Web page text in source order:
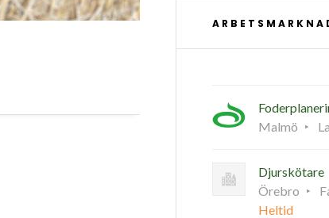
Malmö
Djurskötare
Örebro
Heltid